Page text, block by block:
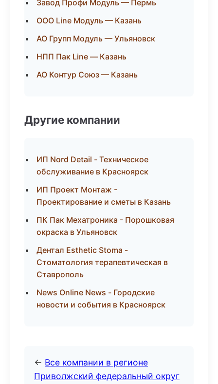
Завод Профи Модуль — Пермь
ООО Line Модуль — Казань
АО Групп Модуль — Ульяновск
НПП Пак Line — Казань
АО Контур Союз — Казань
Другие компании
ИП Nord Detail - Техническое
обслуживание в Красноярск
ИП Проект Монтаж -
Проектирование и сметы в Казань
ПК Пак Мехатроника - Порошковая
окраска в Ульяновск
Дентал Esthetic Stoma -
Стоматология терапевтическая в
Ставрополь
News Online News - Городские
новости и события в Красноярск
← Все компании в регионе
Приволжский федеральный округ